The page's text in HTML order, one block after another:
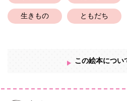
生きもの ともだち
この絵本につい